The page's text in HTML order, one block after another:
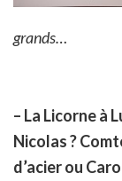
grands…
– La Licorne à
Nicolas ?
d’acier ou